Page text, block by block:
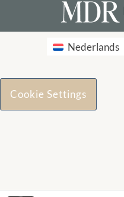
Nederlands
Cookie Settings